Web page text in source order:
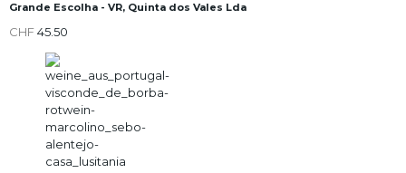
Grande Escolha - VR, Quinta dos Vales Lda
CHF45.50